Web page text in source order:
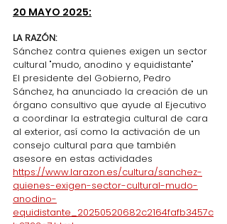
20 MAYO 2025:
LA RAZÓN:
Sánchez contra quienes exigen un sector
cultural "mudo, anodino y equidistante"
El presidente del Gobierno, Pedro
Sánchez, ha anunciado la creación de un
órgano consultivo que ayude al Ejecutivo
a coordinar la estrategia cultural de cara
al exterior, así como la activación de un
consejo cultural para que también
asesore en estas actividades
https://www.larazon.es/cultura/sanchez-
quienes-exigen-sector-cultural-mudo-
anodino-
equidistante_20250520682c2164fafb3457c